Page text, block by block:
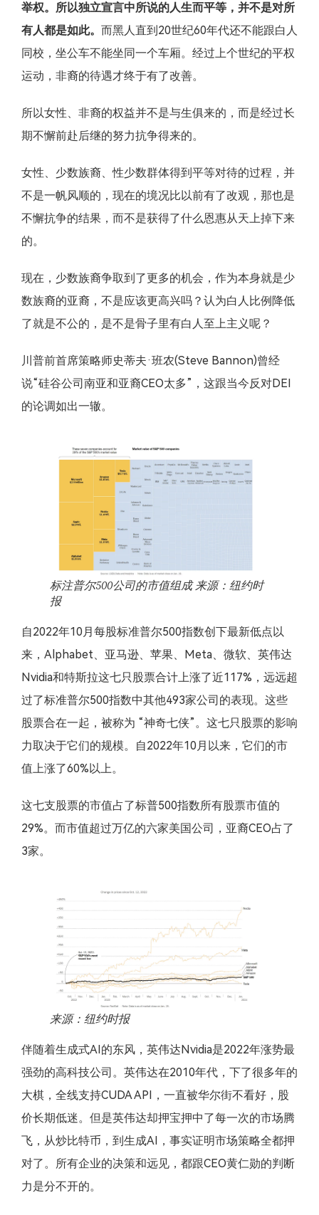
举权。所以独立宣言中所说的人生而平等，并不是对所
有人都是如此。 而黑人直到20世纪60年代还不能跟白人
同校，坐公车不能坐同一个车厢。经过上个世纪的平权
运动，非裔的待遇才终于有了改善。
所以女性、非裔的权益并不是与生俱来的，而是经过长
期不懈前赴后继的努力抗争得来的。
女性、少数族裔、性少数群体得到平等对待的过程，并
不是一帆风顺的，现在的境况比以前有了改观，那也是
不懈抗争的结果，而不是获得了什么恩惠从天上掉下来
的。
现在，少数族裔争取到了更多的机会，作为本身就是少
数族裔的亚裔，不是应该更高兴吗？认为白人比例降低
了就是不公的，是不是骨子里有白人至上主义呢？
川普前首席策略师史蒂夫·班农(Steve Bannon)曾经
说“硅谷公司南亚和亚裔CEO太多”，这跟当今反对DEI
的论调如出一辙。
标注普尔500公司的市值组成 来源：纽约时
报
自2022年10月每股标准普尔500指数创下最新低点以
来，Alphabet、亚马逊、苹果、Meta、微软、英伟达
Nvidia和特斯拉这七只股票合计上涨了近117%，远远超
过了标准普尔500指数中其他493家公司的表现。这些
股票合在一起，被称为 “神奇七侠”。这七只股票的影响
力取决于它们的规模。自2022年10月以来，它们的市
值上涨了60%以上。
这七支股票的市值占了标普500指数所有股票市值的
29%。而市值超过万亿的六家美国公司，亚裔CEO占了
3家。
来源：纽约时报
伴随着生成式AI的东风，英伟达Nvidia是2022年涨势最
强劲的高科技公司。英伟达在2010年代，下了很多年的
大棋，全线支持CUDA API，一直被华尔街不看好，股
价长期低迷。但是英伟达却押宝押中了每一次的市场腾
飞，从炒比特币，到生成AI，事实证明市场策略全都押
对了。所有企业的决策和远见，都跟CEO黄仁勋的判断
力是分不开的。